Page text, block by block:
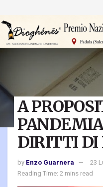
A
DIRITTI DI
by Enzo Guarnera
23
Reading Time: 2 mins read